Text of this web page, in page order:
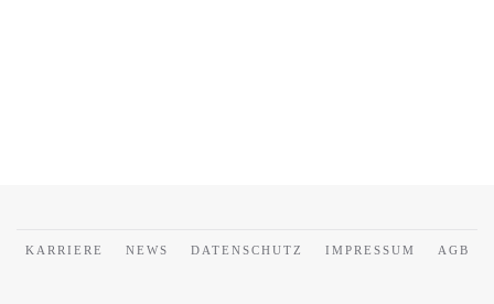
KARRIERE NEWS DATENSCHUTZ IMPRESSUM AGB